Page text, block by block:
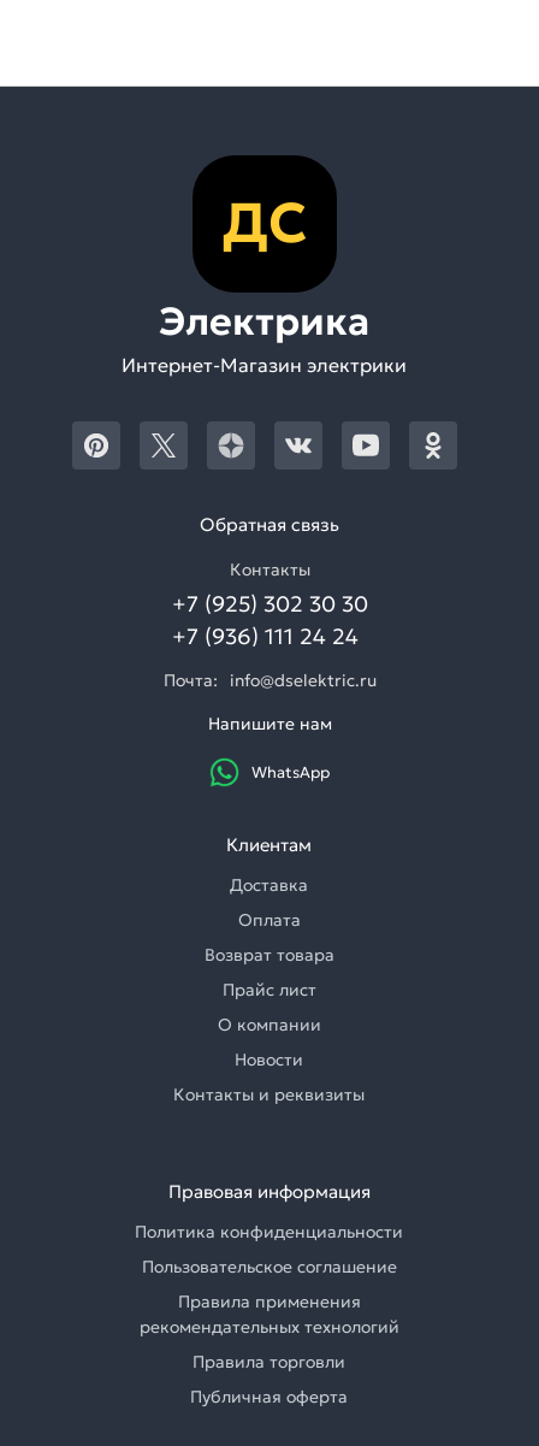
ДС
Электрика
Интернет-Магазин электрики
Обратная связь
Контакты
+7 (925) 302 30 30
+7 (936) 111 24 24
Почта:
info@dselektric.ru
Напишите нам
WhatsApp
Клиентам
Доставка
Оплата
Возврат товара
Прайс лист
О компании
Новости
Контакты и реквизиты
Правовая информация
Политика конфиденциальности
Пользовательское соглашение
Правила применения
рекомендательных технологий
Правила торговли
Публичная оферта